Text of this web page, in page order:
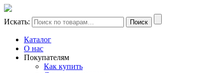
Искать: Поиск
Каталог
О нас
Покупателям
Как купить